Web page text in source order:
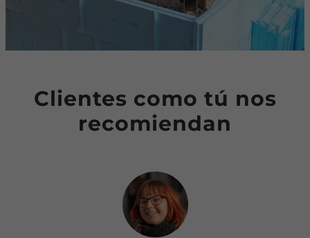
Clientes como tú nos
recomiendan